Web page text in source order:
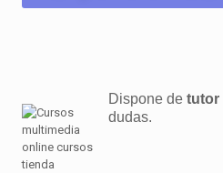
Dispone detutor
dudas.